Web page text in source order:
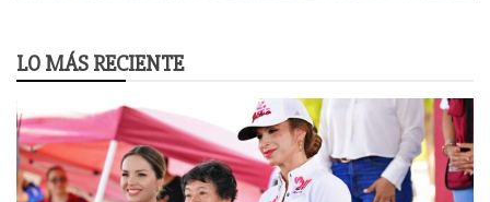
LO MÁS RECIENTE